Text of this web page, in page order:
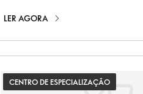
LER AGORA
CENTRO DE ESPECIALIZAÇÃO